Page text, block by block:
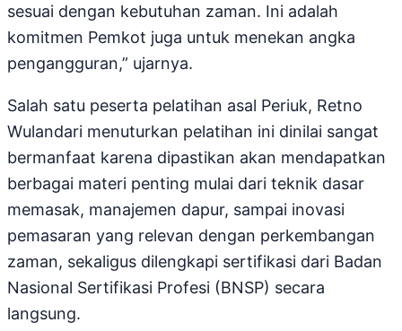
sesuai dengan kebutuhan zaman. Ini adalah
komitmen Pemkot juga untuk menekan angka
pengangguran,” ujarnya.
Salah satu peserta pelatihan asal Periuk, Retno
Wulandari menuturkan pelatihan ini dinilai sangat
bermanfaat karena dipastikan akan mendapatkan
berbagai materi penting mulai dari teknik dasar
memasak, manajemen dapur, sampai inovasi
pemasaran yang relevan dengan perkembangan
zaman, sekaligus dilengkapi sertifikasi dari Badan
Nasional Sertifikasi Profesi (BNSP) secara
langsung.